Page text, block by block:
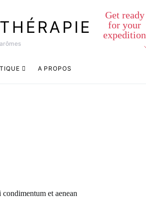
Get ready
for your
expedition
A PROPOS
et aenean